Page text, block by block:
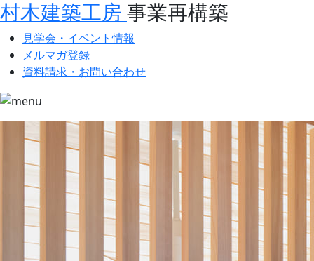
村木建築工房 事業再構築
見学会・イベント情報
メルマガ登録
資料請求・お問い合わせ